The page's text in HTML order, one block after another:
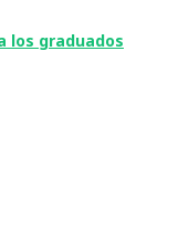
los graduados